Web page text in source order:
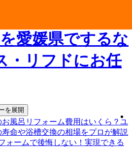
を展開
風呂リフォーム費用はいくら？ユ
命や浴槽交換の相場をプロが解説
ォームで後悔しない！実現できる